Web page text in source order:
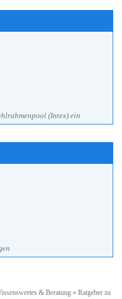
(Intex) ein
& Beratung » Ratgeber zu